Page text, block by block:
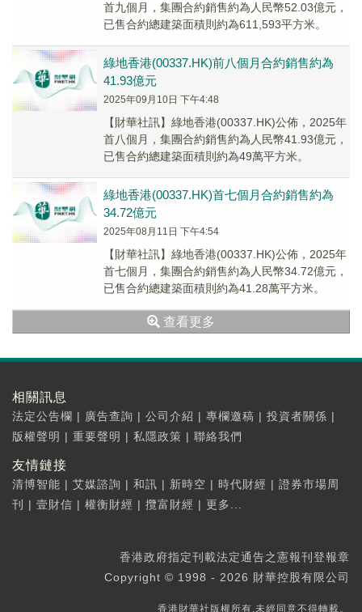
首九個月，集團合約銷售約為人民幣52.03億元，
已售合約總建築面積則約為611,593平方米。
綠地香港(00337.HK)前八個月合約銷售約為
41.93億元
2025年09月10日 下午4:48
【財華社訊】綠地香港(00337.HK)公佈，2025年
首八個月，集團合約銷售約為人民幣41.93億元，
已售合約總建築面積則約為49萬平方米。
綠地香港(00337.HK)首七個月合約銷售約為
34.72億元
2025年08月11日 下午4:54
【財華社訊】綠地香港(00337.HK)公佈，2025年
首七個月，集團合約銷售約為人民幣34.72億元，
已售合約總建築面積則約為41.28萬平方米。
查看更多
相關訊息
法定公告欄 | 廣告查詢 | 公司介紹 | 專欄邀稿 | 投資者關係 |
版權聲明 | 重要聲明 | 私隱政策 | 聯絡我們
友情鏈接
清博智能 | 艾媒諮詢 | 和訊 | 新時空 | 時代財經 | 證券市場周
刊
| 壹財信 | 權衡財經 | 攬富財經 | 更多...
香港政府指定刊載法定通告之憲報刊登報章
Copyright © 1998 - 2026 財華控股有限公司
香港財華社版權所有,未經同意不得轉載。